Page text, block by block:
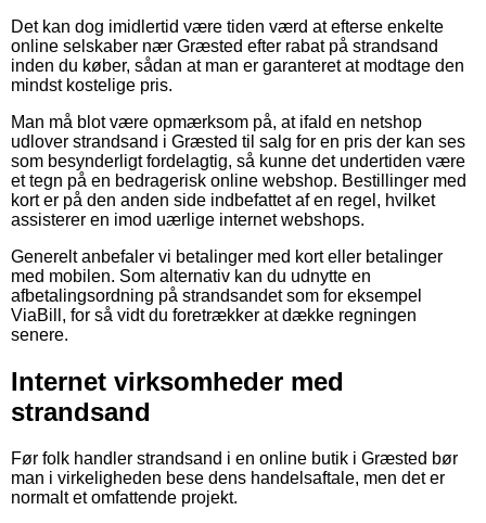
Det kan dog imidlertid være tiden værd at efterse enkelte
online selskaber nær Græsted efter rabat på strandsand
inden du køber, sådan at man er garanteret at modtage den
mindst kostelige pris.
Man må blot være opmærksom på, at ifald en netshop
udlover strandsand i Græsted til salg for en pris der kan ses
som besynderligt fordelagtig, så kunne det undertiden være
et tegn på en bedragerisk online webshop. Bestillinger med
kort er på den anden side indbefattet af en regel, hvilket
assisterer en imod uærlige internet webshops.
Generelt anbefaler vi betalinger med kort eller betalinger
med mobilen. Som alternativ kan du udnytte en
afbetalingsordning på strandsandet som for eksempel
ViaBill, for så vidt du foretrækker at dække regningen
senere.
Internet virksomheder med
strandsand
Før folk handler strandsand i en online butik i Græsted bør
man i virkeligheden bese dens handelsaftale, men det er
normalt et omfattende projekt.